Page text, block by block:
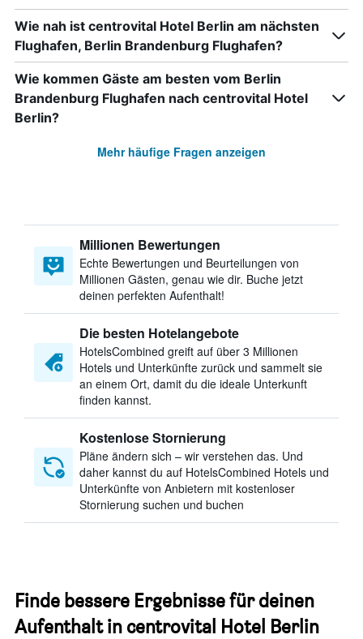
Wie nah ist centrovital Hotel Berlin am nächsten
Flughafen, Berlin Brandenburg Flughafen?
Wie kommen Gäste am besten vom Berlin
Brandenburg Flughafen nach centrovital Hotel
Berlin?
Mehr häufige Fragen anzeigen
Millionen Bewertungen
Echte Bewertungen und Beurteilungen von
Millionen Gästen, genau wie dir. Buche jetzt
deinen perfekten Aufenthalt!
Die besten Hotelangebote
HotelsCombined greift auf über 3 Millionen
Hotels und Unterkünfte zurück und sammelt sie
an einem Ort, damit du die ideale Unterkunft
finden kannst.
Kostenlose Stornierung
Pläne ändern sich – wir verstehen das. Und
daher kannst du auf HotelsCombined Hotels und
Unterkünfte von Anbietern mit kostenloser
Stornierung suchen und buchen
Finde bessere Ergebnisse für deinen
Aufenthalt in centrovital Hotel Berlin